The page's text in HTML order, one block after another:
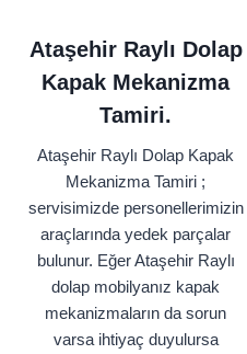
Ataşehir Raylı Dolap
Kapak Mekanizma
Tamiri.
Ataşehir Raylı Dolap Kapak
Mekanizma Tamiri ;
servisimizde personellerimizin
araçlarında yedek parçalar
bulunur. Eğer Ataşehir Raylı
dolap mobilyanız kapak
mekanizmaların da sorun
varsa ihtiyaç duyulursa